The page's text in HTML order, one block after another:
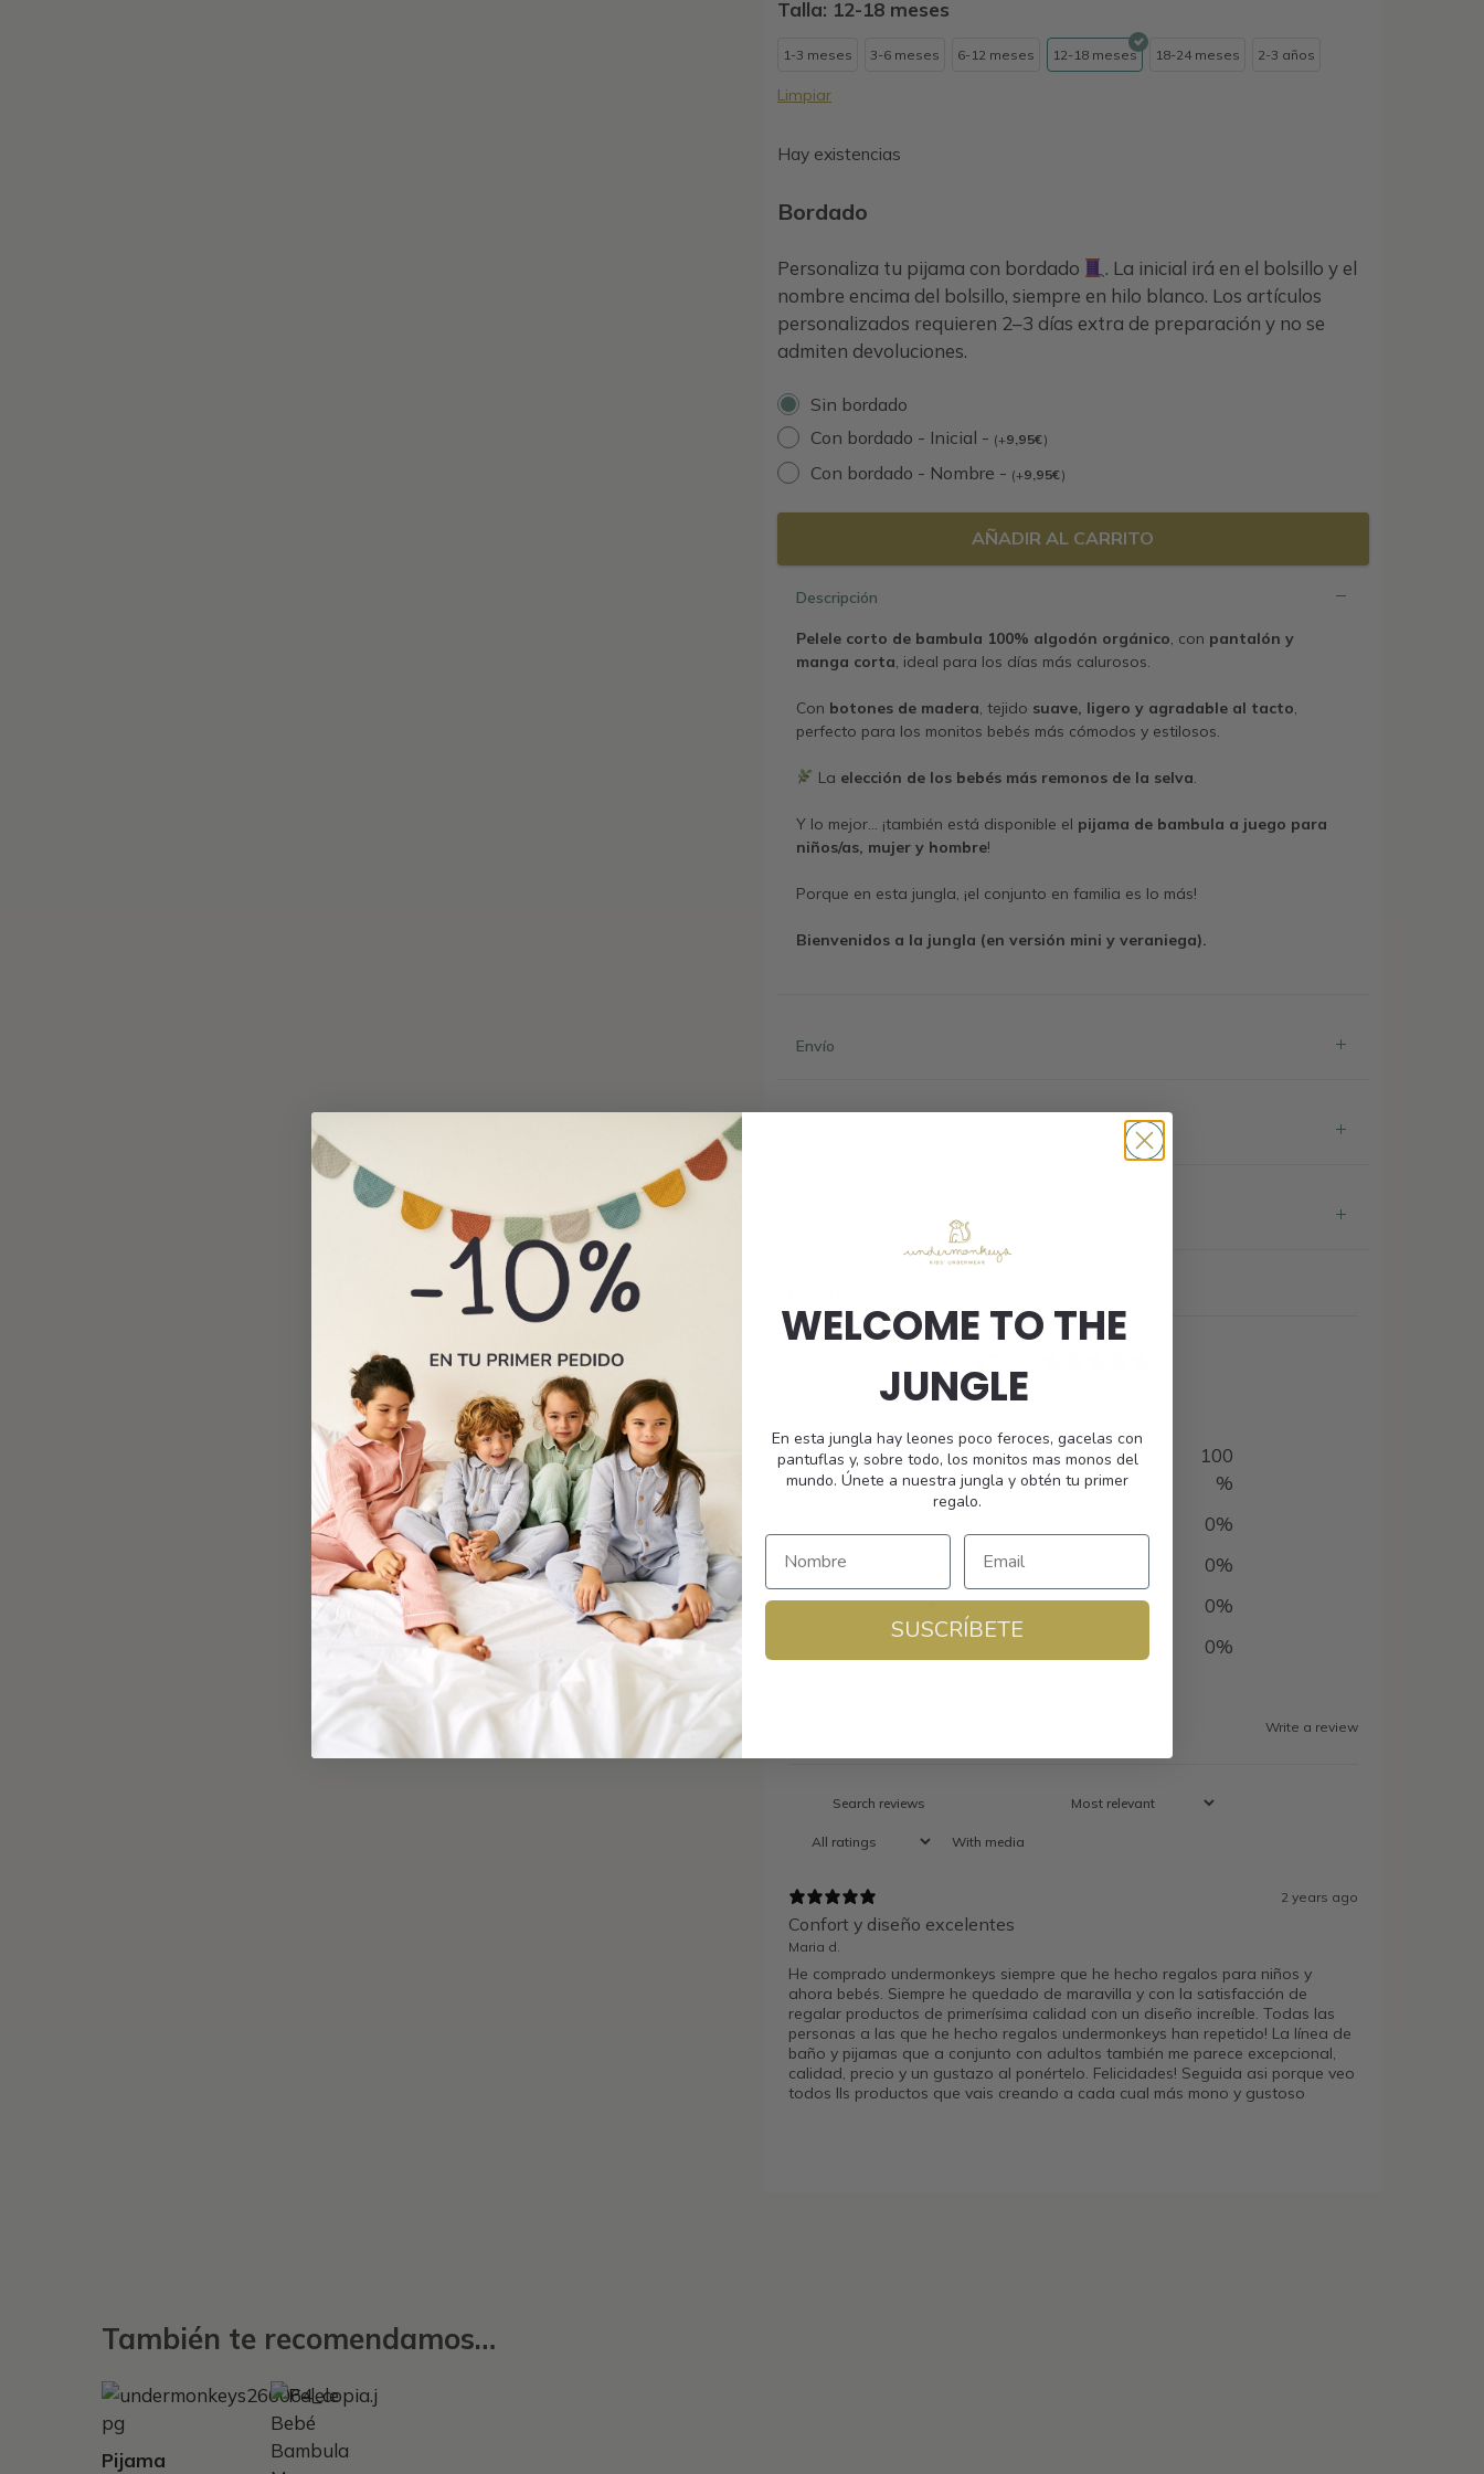
Talla: 12-18 meses
1-3 meses 3-6 meses 6-12 meses 12-18 meses 18-24 meses 2-3 años
Limpiar
Hay existencias
Bordado
Personaliza tu pijama con bordado
. La inicial irá en el bolsillo y el
nombre encima del bolsillo, siempre en hilo blanco. Los artículos
personalizados requieren 2–3 días extra de preparación y no se
admiten devoluciones.
Sin bordado
Con bordado - Inicial - (+9,95€)
Con bordado - Nombre - (+9,95€)
AÑADIR AL CARRITO
Descripción
Pelele corto de bambula 100% algodón orgánico, con pantalón y
manga corta, ideal para los días más calurosos.
Con botones de madera, tejido suave, ligero y agradable al tacto,
perfecto para los monitos bebés más cómodos y estilosos.
La elección de los bebés más remonos de la selva.
Y lo mejor… ¡también está disponible el pijama de bambula a juego para
niños/as, mujer y hombre!
Porque en esta jungla, ¡el conjunto en familia es lo más!
Bienvenidos a la jungla (en versión mini y veraniega).
Envío
Composición y cuidados
5 / 5
5
100
%
0%
0%
2
0%
0%
Write a review
With media
2 years ago
Confort y diseño excelentes
Maria d.
He comprado undermonkeys siempre que he hecho regalos para niños y
ahora bebés. Siempre he quedado de maravilla y con la satisfacción de
regalar productos de primerísima calidad con un diseño increíble. Todas las
personas a las que he hecho regalos undermonkeys han repetido! La línea de
baño y pijamas que a conjunto con adultos también me parece excepcional,
calidad, precio y un gustazo al ponértelo. Felicidades! Seguida asi porque veo
todos lls productos que vais creando a cada cual más mono y gustoso
También te recomendamos…
Pijama
Este
producto
tiene
WELCOME TO THE
JUNGLE
En esta jungla hay leones poco feroces, gacelas con
pantuflas y, sobre todo, los monitos mas monos del
mundo. Únete a nuestra jungla y obtén tu primer
regalo.
SUSCRÍBETE